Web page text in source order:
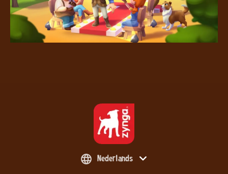
Nederlands